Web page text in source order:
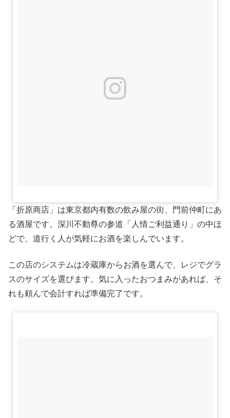
「折原商店」は東京都内有数の飲み屋の街、門前仲町にあ
る酒屋です。深川不動尊の参道「人情ご利益通り」の中ほ
どで、道行く人が気軽にお酒を楽しんでいます。
この店のシステムは冷蔵庫からお酒を選んで、レジでグラ
スのサイズを選びます。気に入ったおつまみがあれば、そ
れも頼んで会計すれば準備完了です。